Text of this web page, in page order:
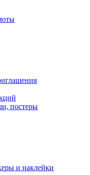
постеры
и наклейки